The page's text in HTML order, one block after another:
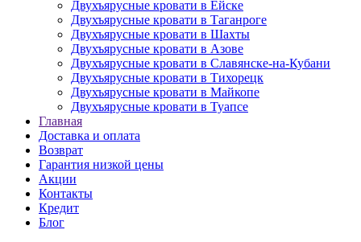
Двухъярусные кровати в Ейске
Двухъярусные кровати в Таганроге
Двухъярусные кровати в Шахты
Двухъярусные кровати в Азове
Двухъярусные кровати в Славянске-на-Кубани
Двухъярусные кровати в Тихорецк
Двухъярусные кровати в Майкопе
Двухъярусные кровати в Туапсе
Главная
Доставка и оплата
Возврат
Гарантия низкой цены
Акции
Контакты
Кредит
Блог